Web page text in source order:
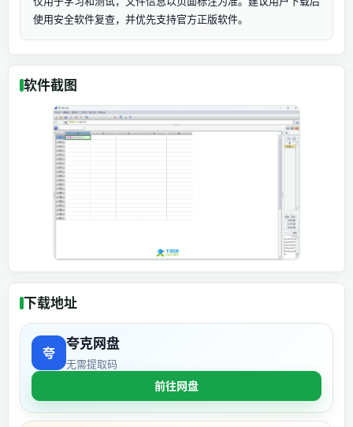
使用安全软件复查，并优先支持官方正版软件。
软件截图
下载地址
夸克网盘
无需提取码
前往网盘